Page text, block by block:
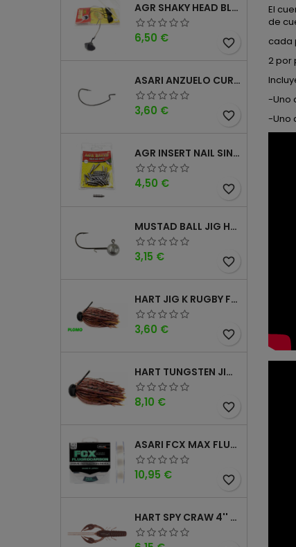
AGR SHAKY HEAD BLACK 4PK
Precio
6,50 € favorite_border
ASARI ANZUELO CURVO CAROLINA WORM
Precio
3,60 € favorite_border
AGR INSERT NAIL SINKER
Precio
4,50 € favorite_border
MUSTAD BALL JIG HEAD KEEPER
Precio
3,15 € favorite_border
HART JIG K RUGBY FOOTBALL DM
Precio
3,60 € favorite_border
HART TUNGSTEN JIG T FOOTBALL DM
Precio
8,10 € favorite_border
ASARI FCX MAX FLUOROCARBONO 100% 100MTS
Precio
10,95 € favorite_border
HART SPY CRAW 4'' CINNAMON PURPLE
El
de
cada
2 por
-Uno
-Uno